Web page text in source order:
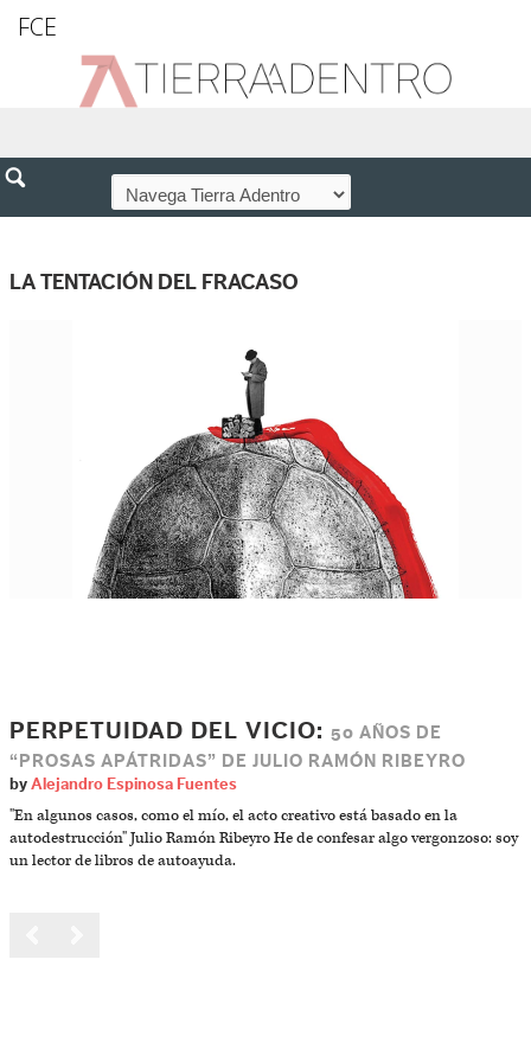
FCE
LA TENTACIÓN DEL FRACASO
PERPETUIDAD DEL VICIO: 50 AÑOS DE
“PROSAS APÁTRIDAS” DE JULIO RAMÓN RIBEYRO
by Alejandro Espinosa Fuentes
"En algunos casos, como el mío, el acto creativo está basado en la
autodestrucción" Julio Ramón Ribeyro He de confesar algo vergonzoso: soy
un lector de libros de autoayuda.